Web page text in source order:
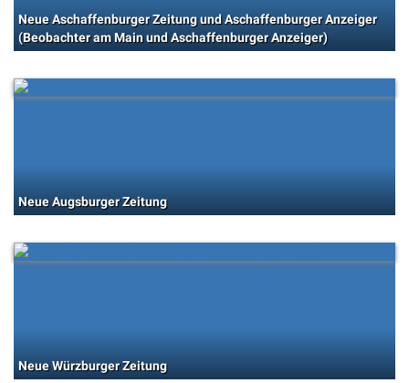
Neue Aschaffenburger Zeitung und Aschaffenburger Anzeiger
(Beobachter am Main und Aschaffenburger Anzeiger)
Neue Augsburger Zeitung
Neue Würzburger Zeitung